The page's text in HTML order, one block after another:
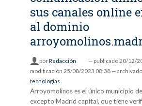
sus canales online
al dominio
porRedacción — publicado 20/12/
modificación 25/08/2023 08:38 —
tecnologías
Arroyomolinos es el único municipio
excepto Madrid capital, que tiene